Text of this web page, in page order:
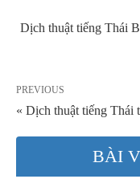
Dịch thuật tiếng Thái
PREVIOUS
« Dịch thuật tiếng Thái
BÀI